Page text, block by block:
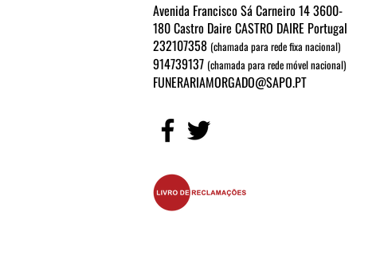
Avenida Francisco Sá Carneiro 14 3600-
180 Castro Daire CASTRO DAIRE Portugal
232107358 (chamada para rede fixa nacional)
914739137 (chamada para rede móvel nacional)
FUNERARIAMORGADO@SAPO.PT